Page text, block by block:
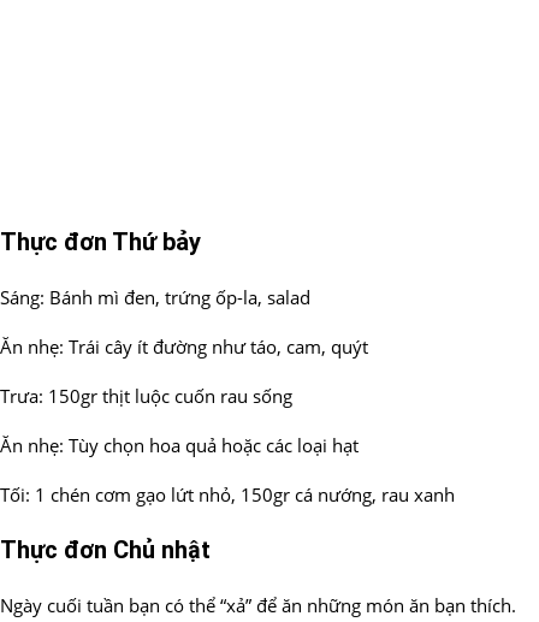
Thực đơn Thứ bảy
Sáng: Bánh mì đen, trứng ốp-la, salad
Ăn nhẹ: Trái cây ít đường như táo, cam, quýt
Trưa: 150gr thịt luộc cuốn rau sống
Ăn nhẹ: Tùy chọn hoa quả hoặc các loại hạt
Tối: 1 chén cơm gạo lứt nhỏ, 150gr cá nướng, rau xanh
Thực đơn Chủ nhật
Ngày cuối tuần bạn có thể “xả” để ăn những món ăn bạn thích.